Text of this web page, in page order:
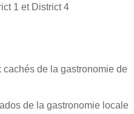
1 et District 4
de la gastronomie de
de la gastronomie locale